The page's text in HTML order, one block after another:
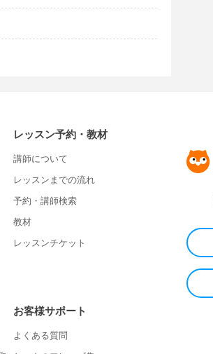
レッスン予約・教材
講師について
レッスンまでの流れ
予約・講師検索
教材
レッスンチケット
お客様サポート
よくある質問